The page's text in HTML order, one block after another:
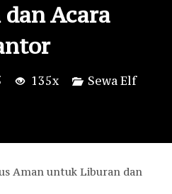
Acara
135x Sewa Elf
Aman untuk Liburan dan